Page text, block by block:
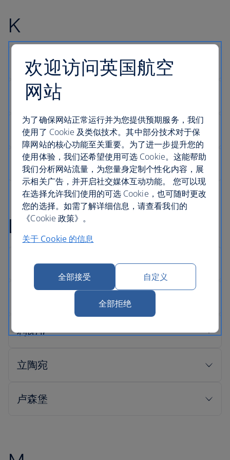
K
L
欢迎访问英国航空
网站
为了确保网站正常运行并为您提供预期服务，我们
使用了 Cookie 及类似技术。其中部分技术对于保
障网站的核心功能至关重要。为了进一步提升您的
使用体验，我们还希望使用可选 Cookie。这能帮助
我们分析网站流量，为您量身定制个性化内容，展
示相关广告，并开启社交媒体互动功能。 您可以现
在选择允许我们使用的可选 Cookie，也可随时更改
您的选择。如需了解详细信息，请查看我们的
《Cookie 政策》。
关于 Cookie 的信息
全部接受 自定义
全部拒绝